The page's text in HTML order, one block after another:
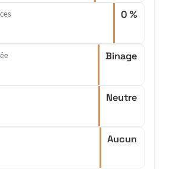
0 %
Binage
Neutre
Aucun